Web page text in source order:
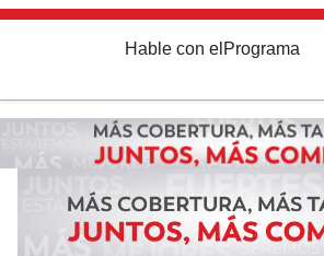
Hable con el Programa